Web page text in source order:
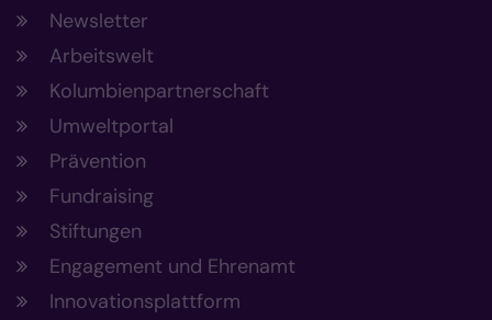
Newsletter
Arbeitswelt
Kolumbienpartnerschaft
Umweltportal
Prävention
Fundraising
Stiftungen
Engagement und Ehrenamt
Innovationsplattform